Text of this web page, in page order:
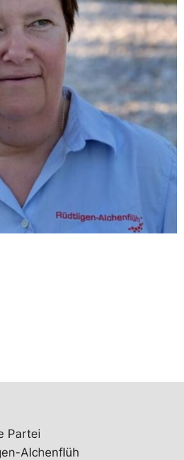
Partei
Alchenflüh